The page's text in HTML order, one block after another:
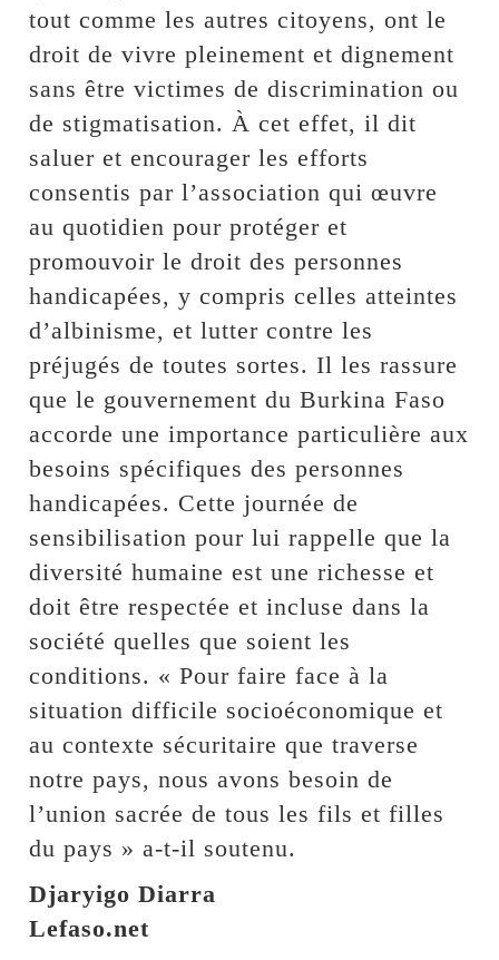
tout comme les autres citoyens, ont le
droit de vivre pleinement et dignement
sans être victimes de discrimination ou
de stigmatisation. À cet effet, il dit
saluer et encourager les efforts
consentis par l’association qui œuvre
au quotidien pour protéger et
promouvoir le droit des personnes
handicapées, y compris celles atteintes
d’albinisme, et lutter contre les
préjugés de toutes sortes. Il les rassure
que le gouvernement du Burkina Faso
accorde une importance particulière aux
besoins spécifiques des personnes
handicapées. Cette journée de
sensibilisation pour lui rappelle que la
diversité humaine est une richesse et
doit être respectée et incluse dans la
société quelles que soient les
conditions. « Pour faire face à la
situation difficile socioéconomique et
au contexte sécuritaire que traverse
notre pays, nous avons besoin de
l’union sacrée de tous les fils et filles
du pays » a-t-il soutenu.
Djaryigo Diarra
Lefaso.net